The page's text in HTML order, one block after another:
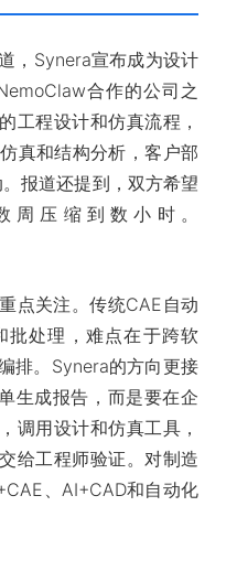
，Synera宣布成为设计
合作的公司之
工程设计和仿真流程，
真和结构分析，客户部
报道还提到，双方希望
压缩到数小时。
点关注。传统CAE自动
批处理，难点在于跨软
排。Synera的方向更接
生成报告，而是要在企
调用设计和仿真工具，
给工程师验证。对制造
、AI+CAD和自动化